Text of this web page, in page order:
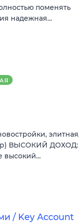
поменять
надежная…
ВЫСОКИЙ ДОХОД:
высокий…
/ Key Account